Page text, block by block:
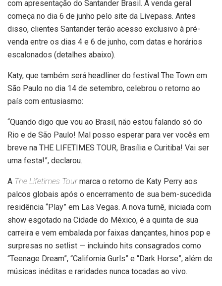
com apresentação do Santander Brasil. A venda geral
começa no dia 6 de junho pelo site da Livepass. Antes
disso, clientes Santander terão acesso exclusivo à pré-
venda entre os dias 4 e 6 de junho, com datas e horários
escalonados (detalhes abaixo).
Katy, que também será headliner do festival The Town em
São Paulo no dia 14 de setembro, celebrou o retorno ao
país com entusiasmo:
“Quando digo que vou ao Brasil, não estou falando só do
Rio e de São Paulo! Mal posso esperar para ver vocês em
breve na THE LIFETIMES TOUR, Brasília e Curitiba! Vai ser
uma festa!”, declarou.
A The Lifetimes Tourmarca o retorno de Katy Perry aos
palcos globais após o encerramento de sua bem-sucedida
residência “Play” em Las Vegas. A nova turnê, iniciada com
show esgotado na Cidade do México, é a quinta de sua
carreira e vem embalada por faixas dançantes, hinos pop e
surpresas no setlist — incluindo hits consagrados como
“Teenage Dream”, “California Gurls” e “Dark Horse”, além de
músicas inéditas e raridades nunca tocadas ao vivo.